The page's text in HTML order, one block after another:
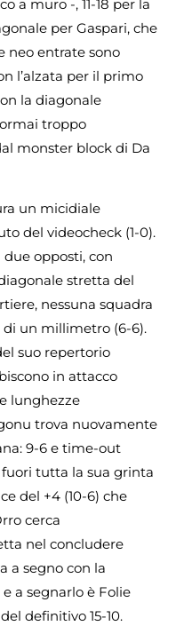
a muro -, 11-18 per la
per Gaspari, che
neo entrate sono
l’alzata per il primo
la diagonale
troppo
monster block di Da
un micidiale
del videocheck (1-0).
opposti, con
stretta del
nessuna squadra
un millimetro (6-6).
suo repertorio
in attacco
lunghezze
trova nuovamente
9-6 e time-out
fuori tutta la sua grinta
del +4 (10-6) che
cerca
nel concludere
a segno con la
a segnarlo è Folie
definitivo 15-10.